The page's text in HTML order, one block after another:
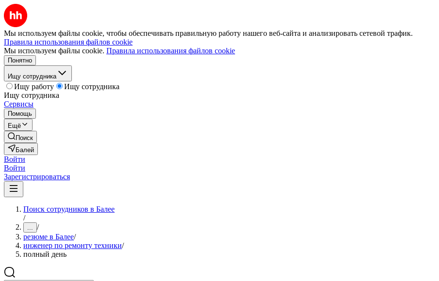
Мы используем файлы cookie, чтобы обеспечивать правильную работу нашего веб-сайта и анализировать сетевой трафик.
Правила использования файлов cookie
Мы используем файлы cookie. Правила использования файлов cookie
Понятно
Ищу сотрудника
Ищу работу
Ищу сотрудника
Ищу сотрудника
Сервисы
Помощь
Ещё
Поиск
Балей
Войти
Войти
Зарегистрироваться
Поиск сотрудников в Балее
/
... /
резюме в Балее/
инженер по ремонту техники/
полный день